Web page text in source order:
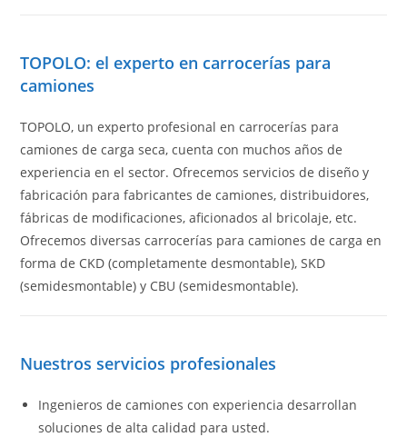
TOPOLO: el experto en carrocerías para
camiones
TOPOLO, un experto profesional en carrocerías para
camiones de carga seca, cuenta con muchos años de
experiencia en el sector. Ofrecemos servicios de diseño y
fabricación para fabricantes de camiones, distribuidores,
fábricas de modificaciones, aficionados al bricolaje, etc.
Ofrecemos diversas carrocerías para camiones de carga en
forma de CKD (completamente desmontable), SKD
(semidesmontable) y CBU (semidesmontable).
Nuestros servicios profesionales
Ingenieros de camiones con experiencia desarrollan
soluciones de alta calidad para usted.